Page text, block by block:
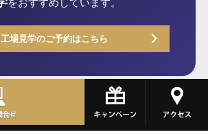
工場見学のご予約はこちら
ルパッケージプラン